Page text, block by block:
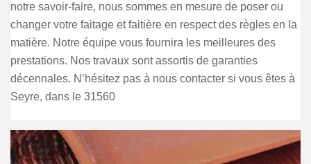
notre savoir-faire, nous sommes en mesure de poser ou
changer votre faitage et faitière en respect des règles en la
matière. Notre équipe vous fournira les meilleures des
prestations. Nos travaux sont assortis de garanties
décennales. N’hésitez pas à nous contacter si vous êtes à
Seyre, dans le 31560